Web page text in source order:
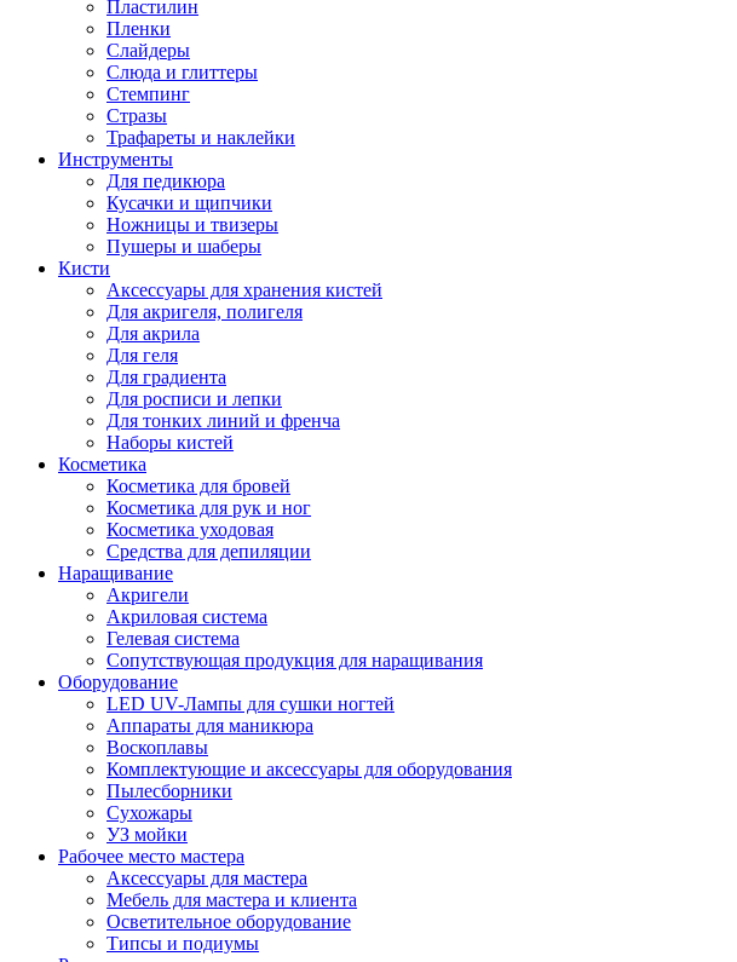
Пластилин
Пленки
Слайдеры
Слюда и глиттеры
Стемпинг
Стразы
Трафареты и наклейки
Инструменты
Для педикюра
Кусачки и щипчики
Ножницы и твизеры
Пушеры и шаберы
Кисти
Аксессуары для хранения кистей
Для акригеля, полигеля
Для акрила
Для геля
Для градиента
Для росписи и лепки
Для тонких линий и френча
Наборы кистей
Косметика
Косметика для бровей
Косметика для рук и ног
Косметика уходовая
Средства для депиляции
Наращивание
Акригели
Акриловая система
Гелевая система
Сопутствующая продукция для наращивания
Оборудование
LED UV-Лампы для сушки ногтей
Аппараты для маникюра
Воскоплавы
Комплектующие и аксессуары для оборудования
Пылесборники
Сухожары
УЗ мойки
Рабочее место мастера
Аксессуары для мастера
Мебель для мастера и клиента
Осветительное оборудование
Типсы и подиумы